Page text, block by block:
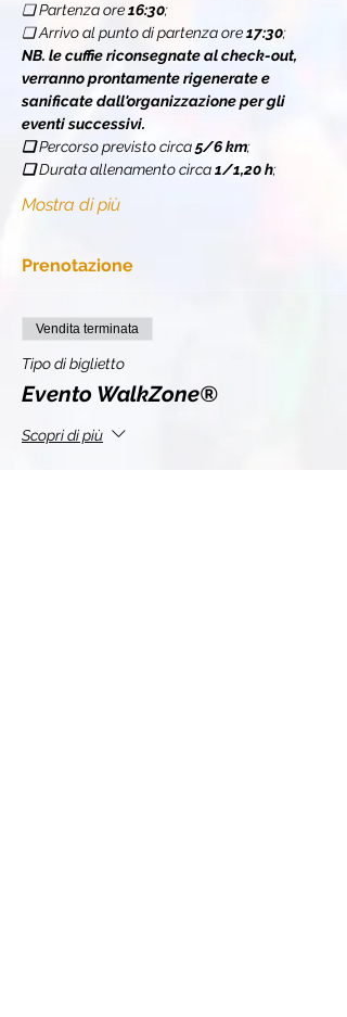
❏ Partenza ore 16:30;
❏ Arrivo al punto di partenza ore 17:30;
NB. le cuffie riconsegnate al check-out,
verranno prontamente rigenerate e
sanificate dall'organizzazione per gli
eventi successivi.
❏ Percorso previsto circa 5/6 km;
❏ Durata allenamento circa 1/1,20 h;
Mostra di più
Prenotazione
Vendita terminata
Tipo di biglietto
Evento WalkZone®
Scopri di più